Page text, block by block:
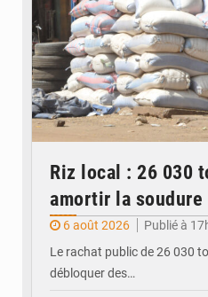
Riz local : 26 030
amortir la soudure
6 août 2026
Publié à
Le rachat public de 26 030
débloquer des…